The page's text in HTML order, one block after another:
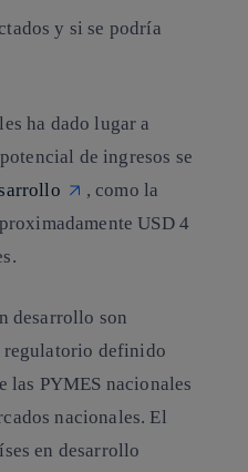
y si se podría
ha dado lugar a
de ingresos se
, como la
USD 4
desarrollo son
regulatorio definido
las PYMES nacionales
nacionales. El
en desarrollo